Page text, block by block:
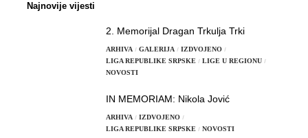
Najnovije vijesti
2. Memorijal Dragan Trkulja Trki
ARHIVA GALERIJA
IZDVOJENO
LIGA REPUBLIKE SRPSKE
LIGE U REGIONU
NOVOSTI
IN MEMORIAM: Nikola Jović
ARHIVA
IZDVOJENO
LIGA REPUBLIKE SRPSKE
NOVOSTI